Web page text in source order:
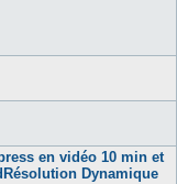
en vidéo 10 min et
Dynamique